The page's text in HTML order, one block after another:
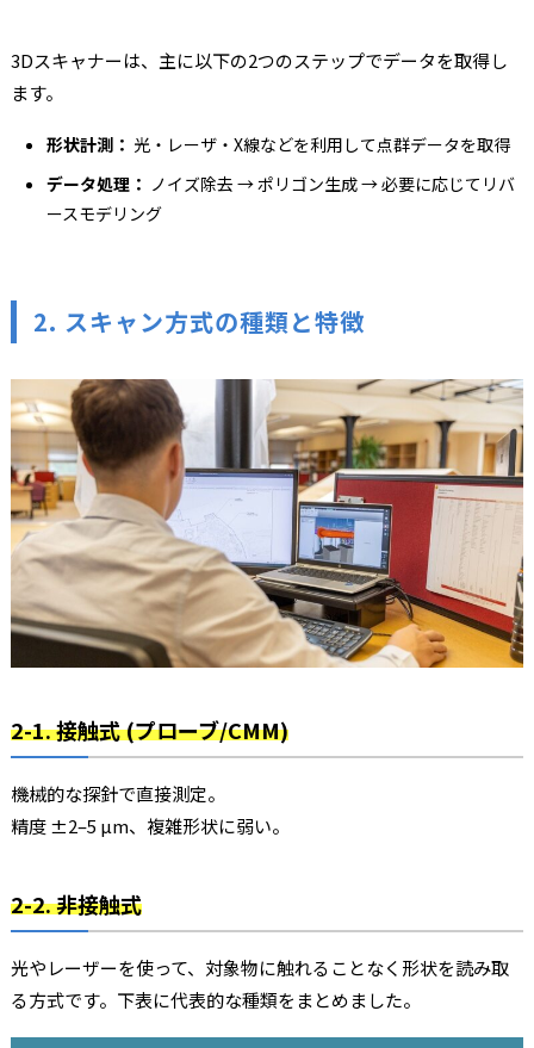
3Dスキャナーは、主に以下の2つのステップでデータを取得し
ます。
形状計測： 光・レーザ・X線などを利用して点群データを取得
データ処理： ノイズ除去 → ポリゴン生成 → 必要に応じてリバ
ースモデリング
2. スキャン方式の種類と特徴
2-1. 接触式 (プローブ/CMM)
機械的な探針で直接測定。
精度±2–5 µm、複雑形状に弱い。
2-2. 非接触式
光やレーザーを使って、対象物に触れることなく形状を読み取
る方式です。下表に代表的な種類をまとめました。